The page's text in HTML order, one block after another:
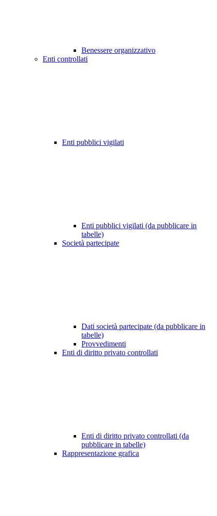
Benessere organizzativo
Enti controllati
Enti pubblici vigilati
Enti pubblici vigilati (da pubblicare in
tabelle)
Società partecipate
Dati società partecipate (da pubblicare in
tabelle)
Provvedimenti
Enti di diritto privato controllati
Enti di diritto privato controllati (da
pubblicare in tabelle)
Rappresentazione grafica